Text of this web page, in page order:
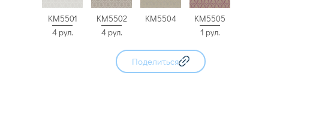
KM5501
4 рул.
KM5502
4 рул.
KM5504
KM5505
1 рул.
Поделиться